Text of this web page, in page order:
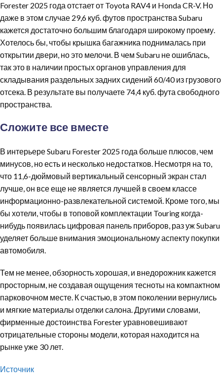
Forester 2025 года отстает от Toyota RAV4 и Honda CR-V. Но
даже в этом случае 29,6 куб. футов пространства Subaru
кажется достаточно большим благодаря широкому проему.
Хотелось бы, чтобы крышка багажника поднималась при
открытии двери, но это мелочи. В чем Subaru не ошиблась,
так это в наличии простых органов управления для
складывания раздельных задних сидений 60/40 из грузового
отсека. В результате вы получаете 74,4 куб. фута свободного
пространства.
Сложите все вместе
В интерьере Subaru Forester 2025 года больше плюсов, чем
минусов, но есть и несколько недостатков. Несмотря на то,
что 11,6-дюймовый вертикальный сенсорный экран стал
лучше, он все еще не является лучшей в своем классе
информационно-развлекательной системой. Кроме того, мы
бы хотели, чтобы в топовой комплектации Touring когда-
нибудь появилась цифровая панель приборов, раз уж Subaru
уделяет больше внимания эмоциональному аспекту покупки
автомобиля.
Тем не менее, обзорность хорошая, и внедорожник кажется
просторным, не создавая ощущения тесноты на компактном
парковочном месте. К счастью, в этом поколении вернулись
и мягкие материалы отделки салона. Другими словами,
фирменные достоинства Forester уравновешивают
отрицательные стороны модели, которая находится на
рынке уже 30 лет.
Источник